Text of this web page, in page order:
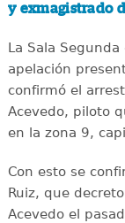
y exmagistrado
La Sala
apelación
confirmó el
Acevedo, piloto
en la zona 9,
Con esto se
Ruiz, que
Acevedo el